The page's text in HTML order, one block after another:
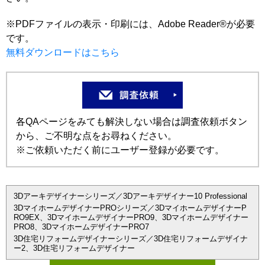
※PDFファイルの表示・印刷には、Adobe Reader®が必要
です。
無料ダウンロードはこちら
各QAページをみても解決しない場合は調査依頼ボタン
から、ご不明な点をお尋ねください。
※ご依頼いただく前にユーザー登録が必要です。
3Dアーキデザイナーシリーズ／3Dアーキデザイナー10 Professional
3DマイホームデザイナーPROシリーズ／3DマイホームデザイナーP
RO9EX、3DマイホームデザイナーPRO9、3Dマイホームデザイナー
PRO8、3DマイホームデザイナーPRO7
3D住宅リフォームデザイナーシリーズ／3D住宅リフォームデザイナ
ー2、3D住宅リフォームデザイナー